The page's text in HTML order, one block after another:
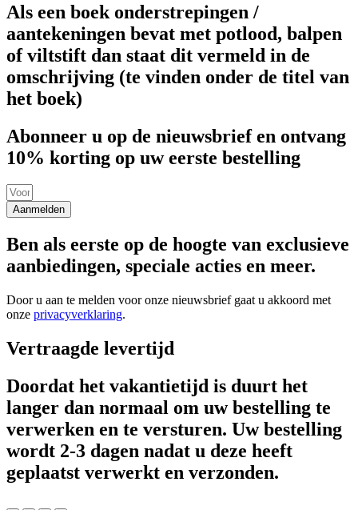
Als een boek onderstrepingen /
aantekeningen bevat met potlood, balpen
of viltstift dan staat dit vermeld in de
omschrijving (te vinden onder de titel van
het boek)
Abonneer u op de nieuwsbrief en ontvang
10% korting op uw eerste bestelling
Aanmelden
Ben als eerste op de hoogte van exclusieve
aanbiedingen, speciale acties en meer.
Door u aan te melden voor onze nieuwsbrief gaat u akkoord met
onze privacyverklaring.
Vertraagde levertijd
Doordat het vakantietijd is duurt het
langer dan normaal om uw bestelling te
verwerken en te versturen. Uw bestelling
wordt 2-3 dagen nadat u deze heeft
geplaatst verwerkt en verzonden.